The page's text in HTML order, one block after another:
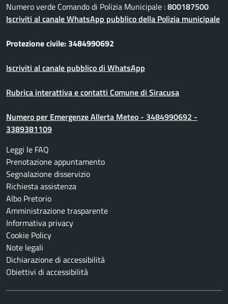
Numero verde Comando di Polizia Municipale :800187500
Iscriviti al canale WhatsApp pubblico della Polizia municipale
Protezione civile: 3484990692
Iscriviti al canale pubblico di WhatsApp
Rubrica interattiva e contatti Comune di Siracusa
Numero per Emergenze Allerta Meteo - 3484990692 -
3389381109
Leggi le FAQ
Prenotazione appuntamento
Segnalazione disservizio
Richiesta assistenza
Albo Pretorio
Amministrazione trasparente
Informativa privacy
Cookie Policy
Note legali
Dichiarazione di accessibilità
Obiettivi di accessibilità